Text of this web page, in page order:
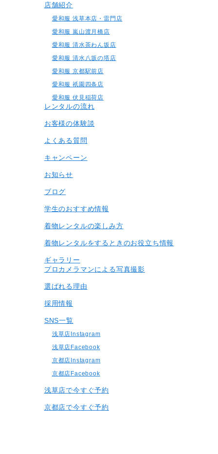
店舗紹介
愛和服 浅草本店・雷門店
愛和服 嵐山渡月橋店
愛和服 清水茶わん坂店
愛和服 清水八坂の塔店
愛和服 京都駅前店
愛和服 祇園四条店
愛和服 伏見稲荷店
レンタルの流れ
お客様の体験談
よくある質問
キャンペーン
お知らせ
ブログ
学生のおすすめ情報
着物レンタルの楽しみ⽅
着物レンタルをするときのお役立ち情報
ギャラリー
プロカメラマンによる写真撮影
選ばれる理由
採用情報
SNS一覧
浅草店Instagram
浅草店Facebook
京都店Instagram
京都店Facebook
浅草店で今すぐ予約
京都店で今すぐ予約